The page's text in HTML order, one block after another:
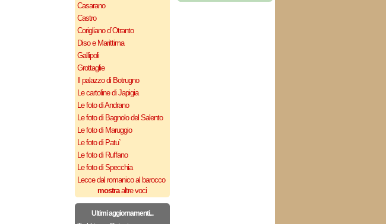
Casarano
Castro
Corigliano d`Otranto
Diso e Marittima
Gallipoli
Grottaglie
Il palazzo di Botrugno
Le cartoline di Japigia
Le foto di Andrano
Le foto di Bagnolo del Salento
Le foto di Maruggio
Le foto di Patu`
Le foto di Ruffano
Le foto di Specchia
Lecce dal romanico al barocco
mostraaltre voci
Ultimi aggiornamenti...